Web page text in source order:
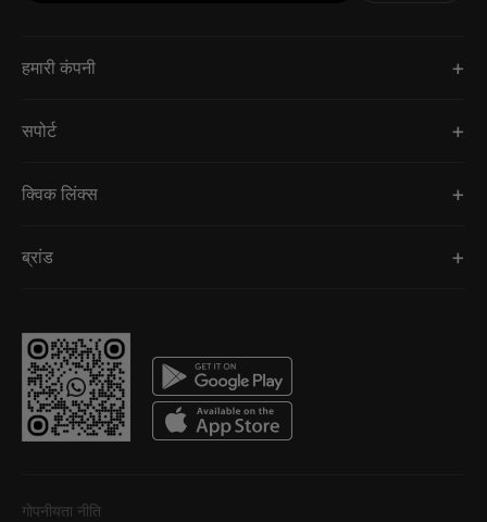
हमारी कंपनी
सपोर्ट
क्विक लिंक्स
ब्रांड
गोपनीयता नीति